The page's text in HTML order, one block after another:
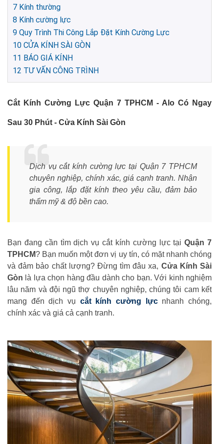
7 Kính thường
8 Kính cường lực
9 Quy Trình Thi Công Lắp Đặt Kính Cường Lực
10 CỬA KÍNH SÀI GÒN
11 BÁO GIÁ KÍNH
12 TƯ VẤN CÔNG TRÌNH
Cắt Kính Cường Lực Quận 7 TPHCM - Alo Có Ngay
Sau 30 Phút - Cửa Kính Sài Gòn
Dịch vụ cắt kính cường lực tại Quận 7 TPHCM
chuyên nghiệp, chính xác, giá cạnh tranh. Nhận
gia công, lắp đặt kính theo yêu cầu, đảm bảo
thẩm mỹ & độ bền cao.
Bạn đang cần tìm dịch vụ cắt kính cường lực tạiQuận 7
TPHCM? Bạn muốn một đơn vị uy tín, có mặt nhanh chóng
và đảm bảo chất lượng? Đừng tìm đâu xa, Cửa Kính Sài
Gòn là lựa chọn hàng đầu dành cho bạn. Với kinh nghiệm
lâu năm và đội ngũ thợ chuyên nghiệp, chúng tôi cam kết
mang đến dịch vụ cắt kính cường lựcnhanh chóng,
chính xác và giá cả cạnh tranh.